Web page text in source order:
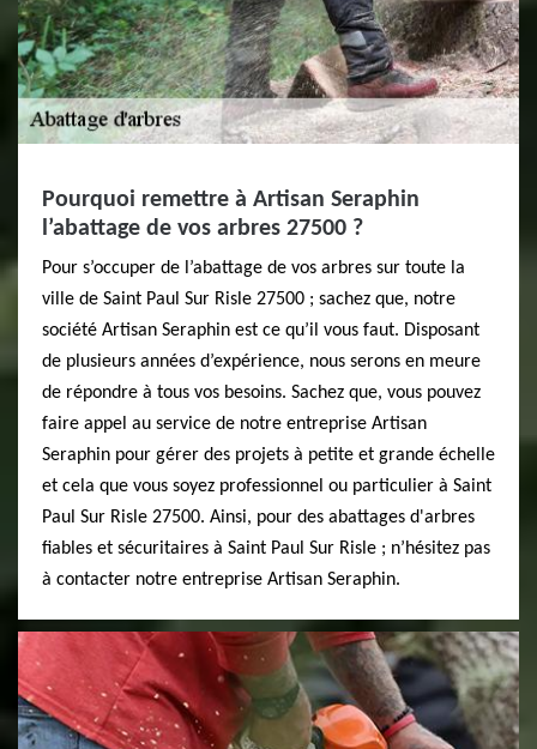
Pourquoi remettre à Artisan Seraphin
l’abattage de vos arbres 27500 ?
Pour s’occuper de l’abattage de vos arbres sur toute la
ville de Saint Paul Sur Risle 27500 ; sachez que, notre
société Artisan Seraphin est ce qu’il vous faut. Disposant
de plusieurs années d’expérience, nous serons en meure
de répondre à tous vos besoins. Sachez que, vous pouvez
faire appel au service de notre entreprise Artisan
Seraphin pour gérer des projets à petite et grande échelle
et cela que vous soyez professionnel ou particulier à Saint
Paul Sur Risle 27500. Ainsi, pour des abattages d'arbres
fiables et sécuritaires à Saint Paul Sur Risle ; n’hésitez pas
à contacter notre entreprise Artisan Seraphin.